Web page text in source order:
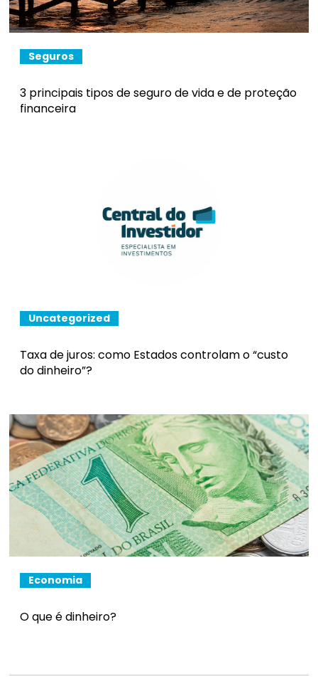
Seguros
3 principais tipos de seguro de vida e de proteção
financeira
Uncategorized
Taxa de juros: como Estados controlam o “custo
do dinheiro”?
Economia
O que é dinheiro?